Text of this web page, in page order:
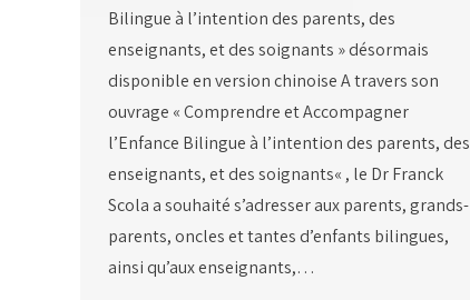
Bilingue à l’intention des parents, des
enseignants, et des soignants » désormais
disponible en version chinoise A travers son
ouvrage « Comprendre et Accompagner
l’Enfance Bilingue à l’intention des parents, des
enseignants, et des soignants« , le Dr Franck
Scola a souhaité s’adresser aux parents, grands-
parents, oncles et tantes d’enfants bilingues,
ainsi qu’aux enseignants,…